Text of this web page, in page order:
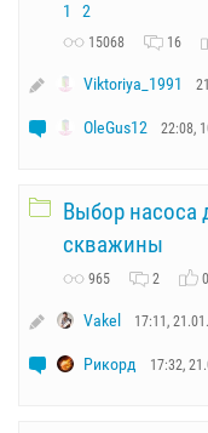
1 2
15068 16
Viktoriya_1991
OleGus12 22:08,
Выбор насоса
скважины
965 2 0
Vakel 17:11,
Рикорд 17:32,